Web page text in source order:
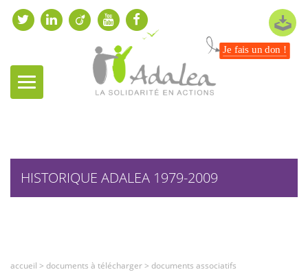
Je fais un don !
HISTORIQUE ADALEA 1979-2009
accueil > documents à télécharger> documents associatifs